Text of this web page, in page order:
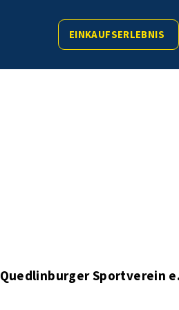
EINKAUFSERLEBNIS
Quedlinburger Sportverein